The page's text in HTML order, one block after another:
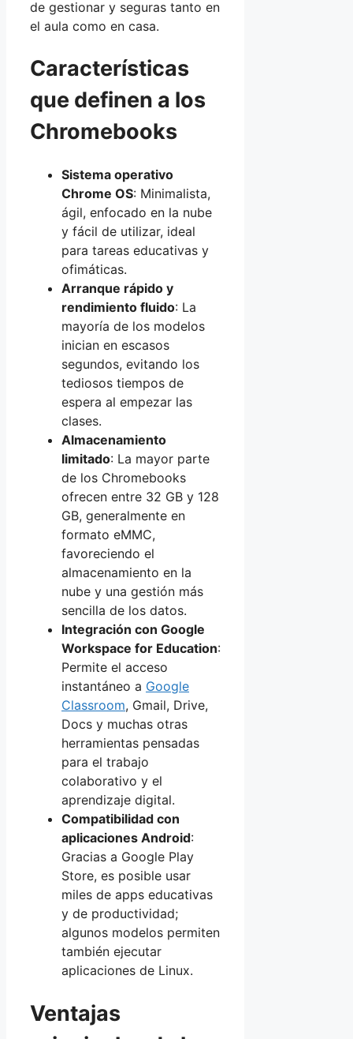
de gestionar y seguras tanto en
el aula como en casa.
Características
que definen a los
Chromebooks
Sistema operativo
Chrome OS: Minimalista,
ágil, enfocado en la nube
y fácil de utilizar, ideal
para tareas educativas y
ofimáticas.
Arranque rápido y
rendimiento fluido: La
mayoría de los modelos
inician en escasos
segundos, evitando los
tediosos tiempos de
espera al empezar las
clases.
Almacenamiento
limitado: La mayor parte
de los Chromebooks
ofrecen entre 32 GB y 128
GB, generalmente en
formato eMMC,
favoreciendo el
almacenamiento en la
nube y una gestión más
sencilla de los datos.
Integración con Google
Workspace for Education:
Permite el acceso
instantáneo a Google
Classroom, Gmail, Drive,
Docs y muchas otras
herramientas pensadas
para el trabajo
colaborativo y el
aprendizaje digital.
Compatibilidad con
aplicaciones Android:
Gracias a Google Play
Store, es posible usar
miles de apps educativas
y de productividad;
algunos modelos permiten
también ejecutar
aplicaciones de Linux.
Ventajas